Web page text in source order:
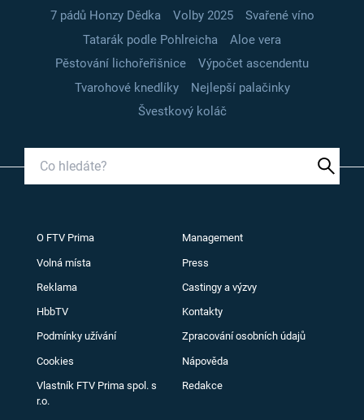
7 pádů Honzy Dědka
Volby 2025
Svařené víno
Tatarák podle Pohlreicha
Aloe vera
Pěstování lichořeřišnice
Výpočet ascendentu
Tvarohové knedlíky
Nejlepší palačinky
Švestkový koláč
O FTV Prima Management
Volná místa Press
Reklama Castingy a výzvy
HbbTV Kontakty
Podmínky užívání Zpracování osobních údajů
Cookies Nápověda
Vlastník FTV Prima spol. s
r.o.
Redakce